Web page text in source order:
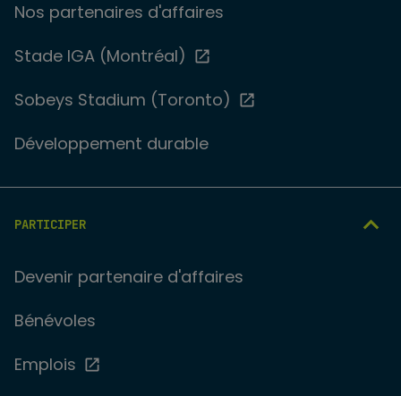
Nos partenaires d'affaires
Stade IGA (Montréal)
Sobeys Stadium (Toronto)
Développement durable
PARTICIPER
Devenir partenaire d'affaires
Bénévoles
Emplois